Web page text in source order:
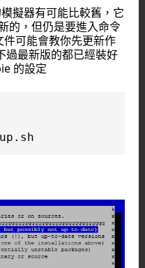
擬器有可能比較舊，它
的，但仍是要進入命令
可能會教你先更新作
過最新版的都已經裝好
的設定